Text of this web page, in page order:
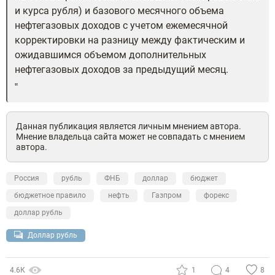
и курса рубля) и базового месячного объема
нефтегазовых доходов с учетом ежемесячной
корректировки на разницу между фактическим и
ожидавшимся объемом дополнительных
нефтегазовых доходов за предыдущий месяц.
Данная публикация является личным мнением автора.
Мнение владельца сайта может не совпадать с мнением
автора.
Россия рубль ФНБ доллар
бюджет
бюджетное правило
нефть Газпром
форекс
доллар рубль
Доллар рубль
4.6К 1 4 8